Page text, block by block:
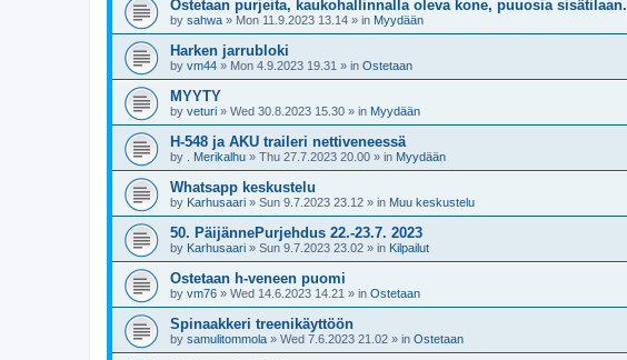
Ostetaan purjeita, kaukohallinnalla oleva kone, puuosia sisätilaan.
by sahwa » Mon 11.9.2023 13.14 » in Myydään
Harken jarrubloki
by vm44 » Mon 4.9.2023 19.31 » in Ostetaan
MYYTY
by veturi » Wed 30.8.2023 15.30 » in Myydään
H-548 ja AKU traileri nettiveneessä
by . Merikalhu » Thu 27.7.2023 20.00 » in Myydään
Whatsapp keskustelu
by Karhusaari » Sun 9.7.2023 23.12 » in Muu keskustelu
50. PäijännePurjehdus 22.-23.7. 2023
by Karhusaari » Sun 9.7.2023 23.02 » in Kilpailut
Ostetaan h-veneen puomi
by vm76 » Wed 14.6.2023 14.21 » in Ostetaan
Spinaakkeri treenikäyttöön
by samulitommola » Wed 7.6.2023 21.02 » in Ostetaan